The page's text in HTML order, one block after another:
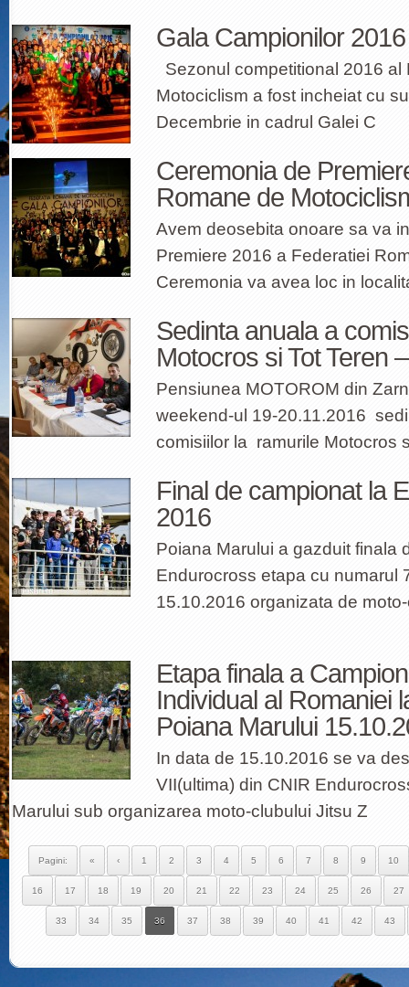
Gala Campionilor
Sezonul competitional 2016
Motociclism a fost incheiat cu
Decembrie in cadrul Galei C
Ceremonia de
Romane de
Avem deosebita onoare sa va
Premiere 2016 a Federatiei
Ceremonia va avea loc in
Sedinta anuala a
Motocros si Tot Teren
Pensiunea MOTOROM din
weekend-ul 19-20.11.2016
comisiilor la ramurile Motocros
Final de campionat la
2016
Poiana Marului a gazduit finala
Endurocross etapa cu numarul
15.10.2016 organizata de
Etapa finala a
Individual al Romaniei
Poiana Marului
In data de 15.10.2016 se va
VII(ultima) din CNIR
Marului sub organizarea moto-clubului Jitsu Z
Pagini: « ‹ 1 2 3 4 5 6 7 8 9 10
16 17 18 19 20 21 22 23 24 25 26 27
33 34 35 36 37 38 39 40 41 42 43